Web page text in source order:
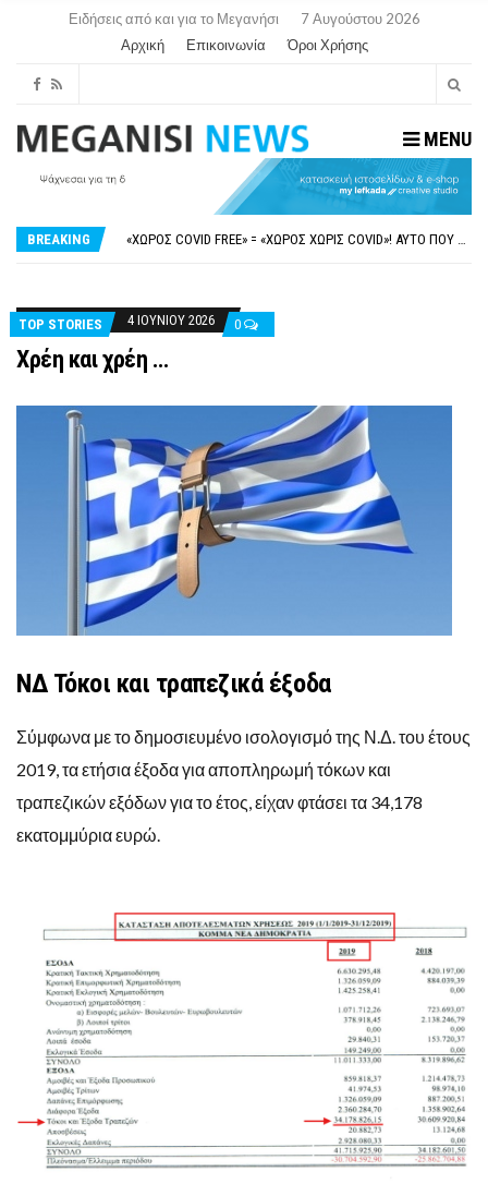
Ειδήσεις από και για το Μεγανήσι
7 Αυγούστου 2026
Αρχική
Επικοινωνία Όροι Χρήσης
MENU
BREAKING
ΝΥΔΡΊ:ΠΙΆΣΤΗΚΑΝ ΣΤΟ ΞΎΛΟ ΟΙ ΙΔΙΟΚΤΉΤΕΣ ΤΟΥΡΙΣΤΙΚΏΝ ΣΚΑΦΏΝ.
«ΧΏΡΟΣ COVID FREE» = «ΧΏΡΟΣ ΧΩΡΊΣ COVID»! ΑΥΤΌ ΠΟΥ ΚΑΝΕΊΣ ΔΕΝ ΈΧΕΙ ΤΟΛΜΉΣΕΙ ΝΑ ΡΩΤΉΣΕΙ
ΠΕΡΊ ΑΝΑΣΤΟΛΉΣ ΝΗΠΙΑΓΩΓΕΊΩΝ ΣΤΗ ΛΕΥΚΆΔΑ
TOP STORIES
4 ΙΟΥΝΊΟΥ 2026 0
Χρέη και χρέη …
ΝΔ Τόκοι και τραπεζικά έξοδα
Σύμφωνα με το δημοσιευμένο ισολογισμό της Ν.Δ. του έτους
2019, τα ετήσια έξοδα για αποπληρωμή τόκων και
τραπεζικών εξόδων για το έτος, είχαν φτάσει τα 34,178
εκατομμύρια ευρώ.